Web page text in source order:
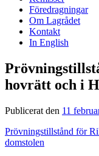
Föredragningar
Om Lagrådet
Kontakt
In English
hovrätt och i
Publicerat den 11
Prövningstillstånd för
domstolen